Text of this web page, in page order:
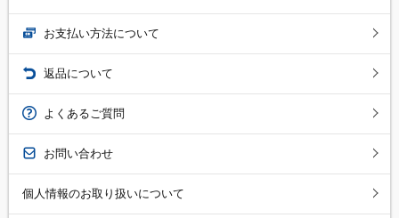
お支払い方法について
返品について
よくあるご質問
お問い合わせ
個人情報のお取り扱いについて